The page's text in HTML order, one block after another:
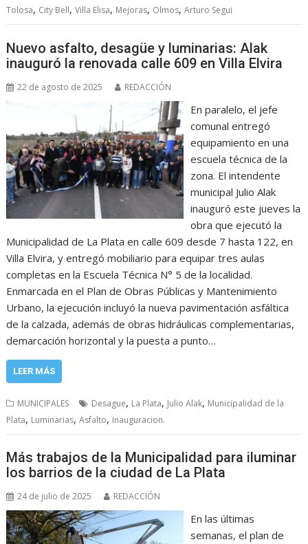
Tolosa, City Bell,Villa Elisa, Mejoras, Olmos,Arturo Segui
Nuevo asfalto, desagüe y luminarias: Alak
inauguró la renovada calle 609 en Villa Elvira
22 de agosto de 2025 REDACCIÓN
En paralelo, el jefe
comunal entregó
equipamiento en una
escuela técnica de la
zona. El intendente
municipal Julio Alak
inauguró este jueves la
obra que ejecutó la
Municipalidad de La Plata en calle 609 desde 7 hasta 122, en
Villa Elvira, y entregó mobiliario para equipar tres aulas
completas en la Escuela Técnica N° 5 de la localidad.
Enmarcada en el Plan de Obras Públicas y Mantenimiento
Urbano, la ejecución incluyó la nueva pavimentación asfáltica
de la calzada, además de obras hidráulicas complementarias,
demarcación horizontal y la puesta a punto…
LEER MÁS
MUNICIPALES Desague, La Plata, Julio Alak, Municipalidad de la
Plata, Luminarias,Asfalto, Inauguracion.
Más trabajos de la Municipalidad para iluminar
los barrios de la ciudad de La Plata
24 de julio de 2025 REDACCIÓN
En las últimas
semanas, el plan de